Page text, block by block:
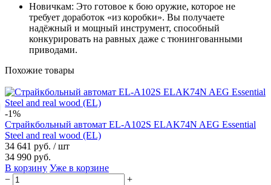
Новичкам: Это готовое к бою оружие, которое не
требует доработок «из коробки». Вы получаете
надёжный и мощный инструмент, способный
конкурировать на равных даже с тюнингованными
приводами.
Похожие товары
-1%
Страйкбольный автомат EL-A102S ELAK74N AEG Essential
Steel and real wood (EL)
34 641 руб. / шт
34 990 руб.
В корзину Уже в корзине
−
+